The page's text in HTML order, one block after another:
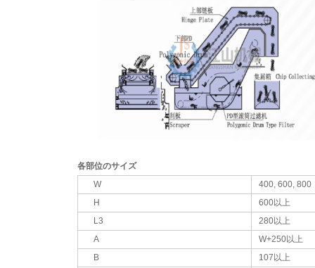
各部位のサイズ
W
400, 600, 800
H
600以上
L3
280以上
A
W+250以上
B
107以上